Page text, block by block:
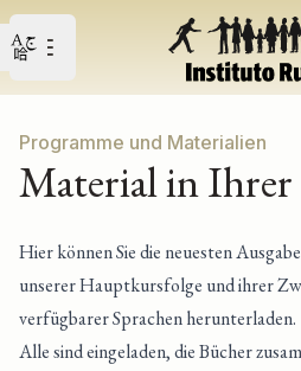
Open main menu
Open user menu
Programme und Materialien
Material in Ihrer
Hier können Sie die neuesten
unserer Hauptkursfolge und ihrer
verfügbarer Sprachen herunterladen.
Alle sind eingeladen, die Bücher